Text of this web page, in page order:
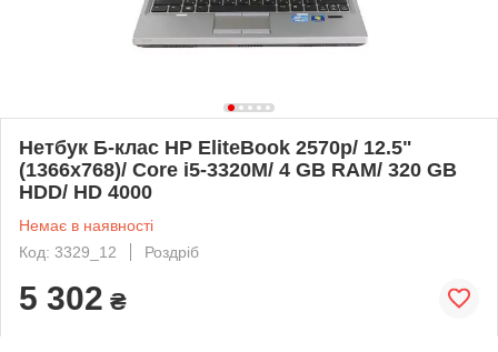
Нетбук Б-клас HP EliteBook 2570p/ 12.5"
(1366x768)/ Core i5-3320M/ 4 GB RAM/ 320 GB
HDD/ HD 4000
Немає в наявності
Код: 3329_12
Роздріб
5 302 ₴